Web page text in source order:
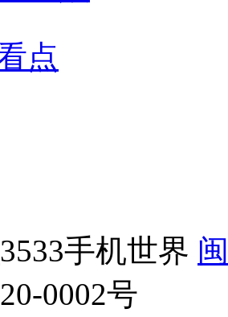
点
3533手机世界
0002号